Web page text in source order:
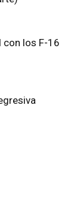
con los F-16